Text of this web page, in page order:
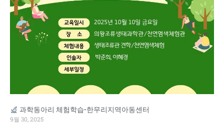
과학동아리 체험학습-한무리지역아동센터
9월 30, 2025